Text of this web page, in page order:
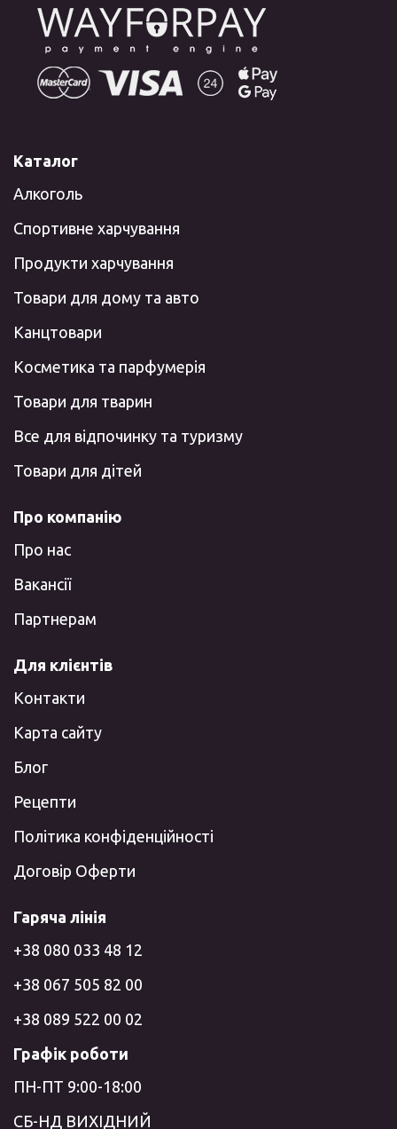
Каталог
Алкоголь
Спортивне харчування
Продукти харчування
Товари для дому та авто
Канцтовари
Косметика та парфумерія
Товари для тварин
Все для відпочинку та туризму
Товари для дітей
Про компанію
Про нас
Вакансії
Партнерам
Для клієнтів
Контакти
Карта сайту
Блог
Рецепти
Політика конфіденційності
Договір Оферти
Гаряча лінія
+38 080 033 48 12
+38 067 505 82 00
+38 089 522 00 02
Графік роботи
ПН-ПТ 9:00-18:00
СБ-НД ВИХІДНИЙ